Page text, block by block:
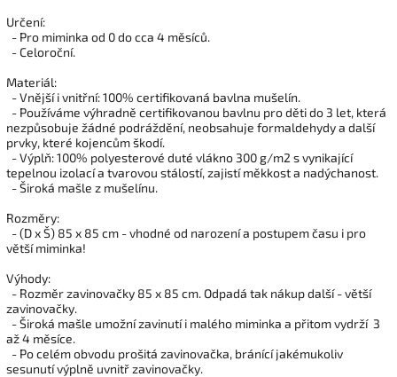
Určení:
- Pro miminka od 0 do cca 4 měsíců.
- Celoroční.
Materiál:
- Vnější i vnitřní: 100% certifikovaná bavlna mušelín.
- Používáme výhradně certifikovanou bavlnu pro děti do 3 let, která
nezpůsobuje žádné podráždění, neobsahuje formaldehydy a další
prvky, které kojencům škodí.
- Výplň: 100% polyesterové duté vlákno 300 g/m2 s vynikající
tepelnou izolací a tvarovou stálostí, zajistí měkkost a nadýchanost.
- Široká mašle z mušelínu.
Rozměry:
- (D x Š) 85 x 85 cm - vhodné od narození a postupem času i pro
větší miminka!
Výhody:
- Rozměr zavinovačky 85 x 85 cm. Odpadá tak nákup další - větší
zavinovačky.
- Široká mašle umožní zavinutí i malého miminka a přitom vydrží 3
až 4 měsíce.
- Po celém obvodu prošitá zavinovačka, bránící jakémukoliv
sesunutí výplně uvnitř zavinovačky.